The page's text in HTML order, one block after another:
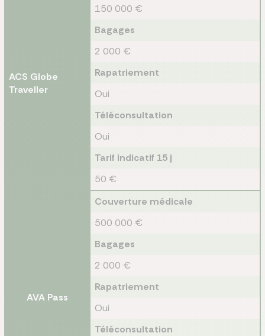
ACS Globe
Traveller
150 000 €
Bagages
2 000 €
Rapatriement
Oui
Téléconsultation
Oui
Tarif indicatif 15 j
50 €
AVA Pass
Couverture médicale
500 000 €
Bagages
2 000 €
Rapatriement
Oui
Téléconsultation